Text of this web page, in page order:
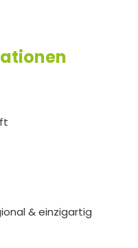
& einzigartig